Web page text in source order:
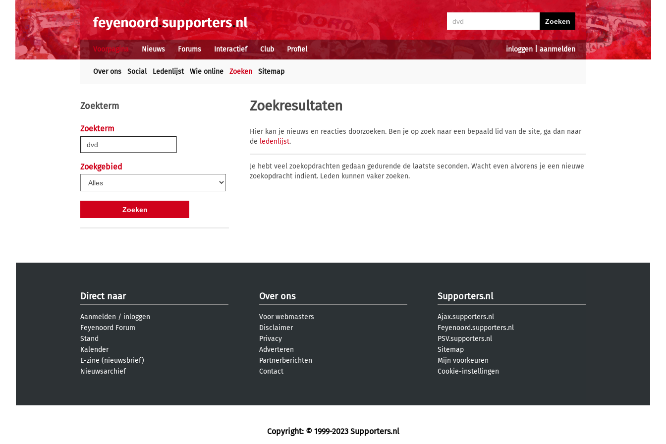
inloggen aanmelden
Voorpagina Nieuws Forums Interactief Club Profiel
Over ons Social Ledenlijst Wie online Zoeken Sitemap
Zoekterm
Zoekterm
Zoekgebied
Zoekresultaten
Hier kan je nieuws en reacties doorzoeken. Ben je op zoek naar een bepaald lid van de site, ga dan naar
de ledenlijst.
Je hebt veel zoekopdrachten gedaan gedurende de laatste seconden. Wacht even alvorens je een nieuwe
zoekopdracht indient. Leden kunnen vaker zoeken.
Direct naar
Aanmelden / inloggen
Feyenoord Forum
Stand
Kalender
E-zine (nieuwsbrief)
Nieuwsarchief
Over ons
Voor webmasters
Disclaimer
Privacy
Adverteren
Partnerberichten
Contact
Supporters.nl
Ajax.supporters.nl
Feyenoord.supporters.nl
PSV.supporters.nl
Sitemap
Mijn voorkeuren
Cookie-instellingen
Copyright: © 1999-2023 Supporters.nl